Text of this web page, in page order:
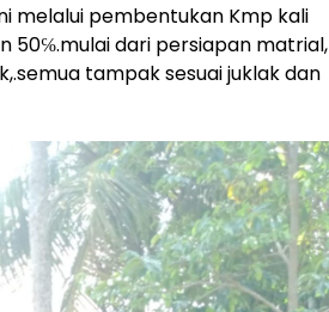
melalui pembentukan Kmp kali
50℅.mulai dari persiapan matrial,
tampak sesuai juklak dan